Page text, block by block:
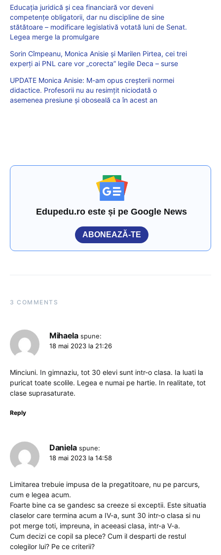
Educația juridică și cea financiară vor deveni
competențe obligatorii, dar nu discipline de sine
stătătoare – modificare legislativă votată luni de Senat.
Legea merge la promulgare
Sorin Cîmpeanu, Monica Anisie și Marilen Pirtea, cei trei
experți ai PNL care vor „corecta” legile Deca – surse
UPDATE Monica Anisie: M-am opus creșterii normei
didactice. Profesorii nu au resimțit niciodată o
asemenea presiune și oboseală ca în acest an
Edupedu.ro este și pe Google News
ABONEAZĂ-TE
3 COMMENTS
Mihaela spune:
18 mai 2023 la 21:26
Minciuni. In gimnaziu, tot 30 elevi sunt intr-o clasa. Ia luati la
puricat toate scolile. Legea e numai pe hartie. In realitate, tot
clase suprasaturate.
Reply
Daniela spune:
18 mai 2023 la 14:58
Limitarea trebuie impusa de la pregatitoare, nu pe parcurs,
cum e legea acum.
Foarte bine ca se gandesc sa creeze si exceptii. Este situatia
claselor care termina acum a IV-a, sunt 30 intr-o clasa si nu
pot merge toti, impreuna, in aceeasi clasa, intr-a V-a.
Cum decizi ce copil sa plece? Cum il desparti de restul
colegilor lui? Pe ce criterii?